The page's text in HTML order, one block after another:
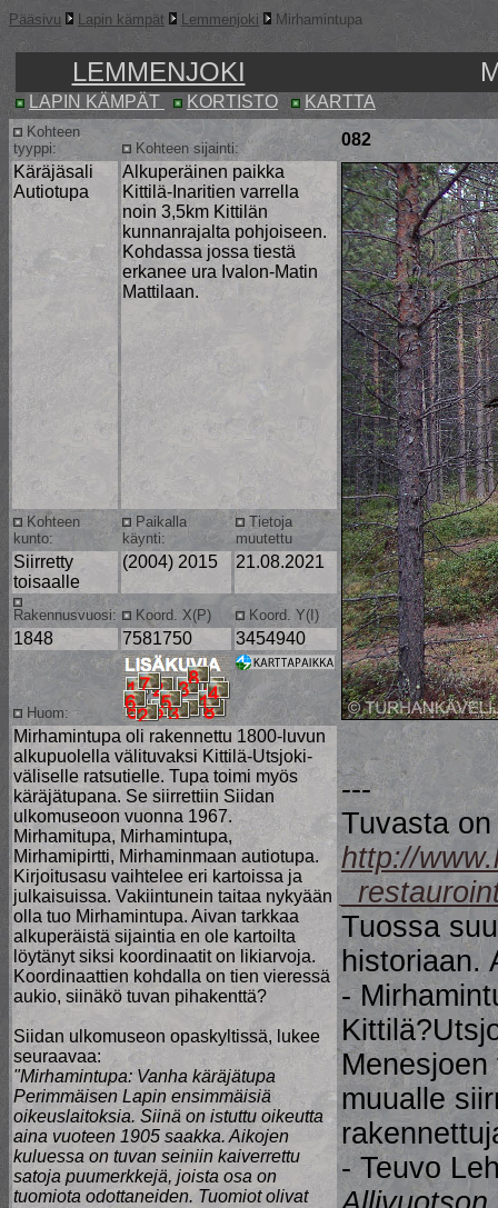
Pääsivu Lapin kämpät Lemmenjoki Mirhamintupa
LEMMENJOKI
LAPIN KÄMPÄT KORTISTO KARTTA
Kohteen
tyyppi:
Kohteen sijainti:
082
Käräjäsali
Autiotupa
Alkuperäinen paikka
Kittilä-Inaritien varrella
noin 3,5km Kittilän
kunnanrajalta pohjoiseen.
Kohdassa jossa tiestä
erkanee ura Ivalon-Matin
Mattilaan.
---
Tuvasta
http://
Tuossa
historiaan.
-
muualle
- Teuvo
Kohteen
kunto:
Paikalla
käynti:
Tietoja
muutettu
Siirretty
toisaalle
(2004) 2015 21.08.2021
Rakennusvuosi: Koord. X(P) Koord. Y(I)
1848 7581750 3454940
Huom:
Mirhamintupa oli rakennettu 1800-luvun
alkupuolella välituvaksi Kittilä-Utsjoki-
väliselle ratsutielle. Tupa toimi myös
käräjätupana. Se siirrettiin Siidan
ulkomuseoon vuonna 1967.
Mirhamitupa, Mirhamintupa,
Mirhamipirtti, Mirhaminmaan autiotupa.
Kirjoitusasu vaihtelee eri kartoissa ja
julkaisuissa. Vakiintunein taitaa nykyään
olla tuo Mirhamintupa. Aivan tarkkaa
alkuperäistä sijaintia en ole kartoilta
löytänyt siksi koordinaatit on likiarvoja.
Koordinaattien kohdalla on tien vieressä
aukio, siinäkö tuvan pihakenttä?
Siidan ulkomuseon opaskyltissä, lukee
seuraavaa:
"Mirhamintupa: Vanha käräjätupa
Perimmäisen Lapin ensimmäisiä
oikeuslaitoksia. Siinä on istuttu oikeutta
aina vuoteen 1905 saakka. Aikojen
kuluessa on tuvan seiniin kaiverrettu
satoja puumerkkejä, joista osa on
tuomiota odottaneiden. Tuomiot olivat